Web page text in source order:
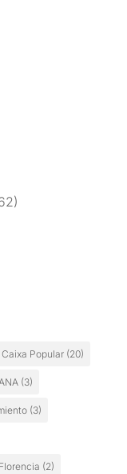
Caixa Popular(20)
(3)
(3)
Florencia (2)